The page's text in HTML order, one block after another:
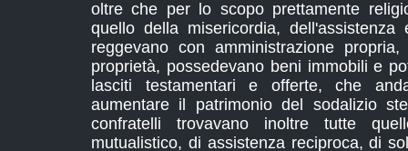
oltre che per lo scopo prettamente
quello della misericordia,
reggevano con amministrazione
proprietà, possedevano beni immobili e
lasciti testamentari e offerte, che
aumentare il patrimonio del sodalizio
confratelli trovavano inoltre tutte
mutualistico, di assistenza reciproca, di